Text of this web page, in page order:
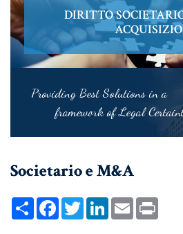
RENT TO BUY
Famiglia, Unioni Civili
EREDITÀ & TESTAMENTO
TESTAMENTO DI VITA
DIRITTO
Providing Best Solutions in a
framework of Legal
Societario e M&A
ShareFacebookTwitterLinkedInEmail